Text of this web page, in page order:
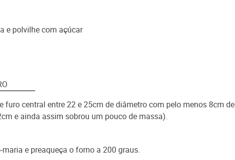
e polvilhe com açúcar
furo central entre 22 e 25cm de diâmetro com pelo menos 8cm de
e ainda assim sobrou um pouco de massa).
maria e preaqueça o forno a 200 graus.